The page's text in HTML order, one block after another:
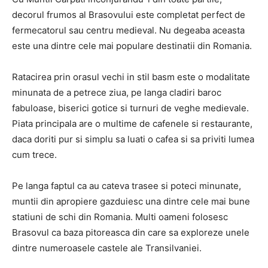
decorul frumos al Brasovului este completat perfect de
fermecatorul sau centru medieval. Nu degeaba aceasta
este una dintre cele mai populare destinatii din Romania.
Ratacirea prin orasul vechi in stil basm este o modalitate
minunata de a petrece ziua, pe langa cladiri baroc
fabuloase, biserici gotice si turnuri de veghe medievale.
Piata principala are o multime de cafenele si restaurante,
daca doriti pur si simplu sa luati o cafea si sa priviti lumea
cum trece.
Pe langa faptul ca au cateva trasee si poteci minunate,
muntii din apropiere gazduiesc una dintre cele mai bune
statiuni de schi din Romania. Multi oameni folosesc
Brasovul ca baza pitoreasca din care sa exploreze unele
dintre numeroasele castele ale Transilvaniei.